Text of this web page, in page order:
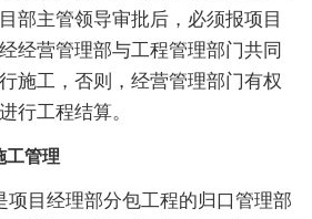
部主管领导审批后，必须报项目
经营管理部与工程管理部门共同
施工，否则，经营管理部门有权
行工程结算。
管理
目经理部分包工程的归口管理部